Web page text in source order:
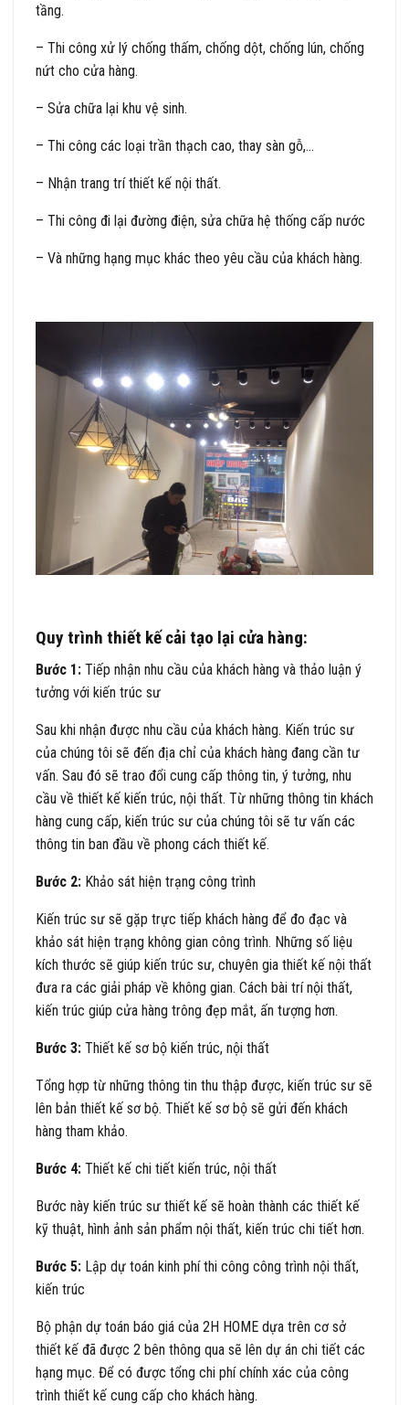
tầng.
– Thi công xử lý chống thấm, chống dột, chống lún, chống
nứt cho cửa hàng.
– Sửa chữa lại khu vệ sinh.
– Thi công các loại trần thạch cao, thay sàn gỗ,…
– Nhận trang trí thiết kế nội thất.
– Thi công đi lại đường điện, sửa chữa hệ thống cấp nước
– Và những hạng mục khác theo yêu cầu của khách hàng.
Quy trình thiết kế cải tạo lại cửa hàng:
Bước 1: Tiếp nhận nhu cầu của khách hàng và thảo luận ý
tưởng với kiến trúc sư
Sau khi nhận được nhu cầu của khách hàng. Kiến trúc sư
của chúng tôi sẽ đến địa chỉ của khách hàng đang cần tư
vấn. Sau đó sẽ trao đổi cung cấp thông tin, ý tưởng, nhu
cầu về thiết kế kiến trúc, nội thất. Từ những thông tin khách
hàng cung cấp, kiến trúc sư của chúng tôi sẽ tư vấn các
thông tin ban đầu về phong cách thiết kế.
Bước 2: Khảo sát hiện trạng công trình
Kiến trúc sư sẽ gặp trực tiếp khách hàng để đo đạc và
khảo sát hiện trạng không gian công trình. Những số liệu
kích thước sẽ giúp kiến trúc sư, chuyên gia thiết kế nội thất
đưa ra các giải pháp về không gian. Cách bài trí nội thất,
kiến trúc giúp cửa hàng trông đẹp mắt, ấn tượng hơn.
Bước 3: Thiết kế sơ bộ kiến trúc, nội thất
Tổng hợp từ những thông tin thu thập được, kiến trúc sư sẽ
lên bản thiết kế sơ bộ. Thiết kế sơ bộ sẽ gửi đến khách
hàng tham khảo.
Bước 4: Thiết kế chi tiết kiến trúc, nội thất
Bước này kiến trúc sư thiết kế sẽ hoàn thành các thiết kế
kỹ thuật, hình ảnh sản phẩm nội thất, kiến trúc chi tiết hơn.
Bước 5: Lập dự toán kinh phí thi công công trình nội thất,
kiến trúc
Bộ phận dự toán báo giá của 2H HOME dựa trên cơ sở
thiết kế đã được 2 bên thông qua sẽ lên dự án chi tiết các
hạng mục. Để có được tổng chi phí chính xác của công
trình thiết kế cung cấp cho khách hàng.